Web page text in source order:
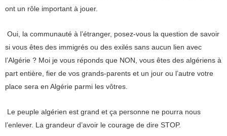
ont un rôle important à jouer.
Oui, la communauté à l’étranger, posez-vous la question de savoir
si vous êtes des immigrés ou des exilés sans aucun lien avec
l’Algérie ? Moi je vous réponds que NON, vous êtes des algériens à
part entière, fier de vos grands-parents et un jour ou l’autre votre
place sera en Algérie parmi les vôtres.
Le peuple algérien est grand et ça personne ne pourra nous
l’enlever. La grandeur d’avoir le courage de dire STOP.